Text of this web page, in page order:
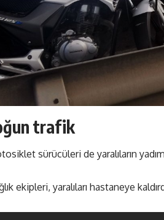
trafik
sürücüleri de yaralıların
ekipleri, yaralıları hastaneye